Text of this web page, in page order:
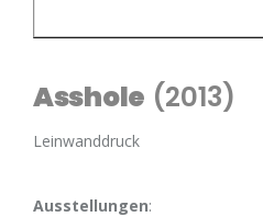
Asshole (2013)
Leinwanddruck
Ausstellungen: